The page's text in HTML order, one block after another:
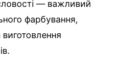
— важливий
фарбування,